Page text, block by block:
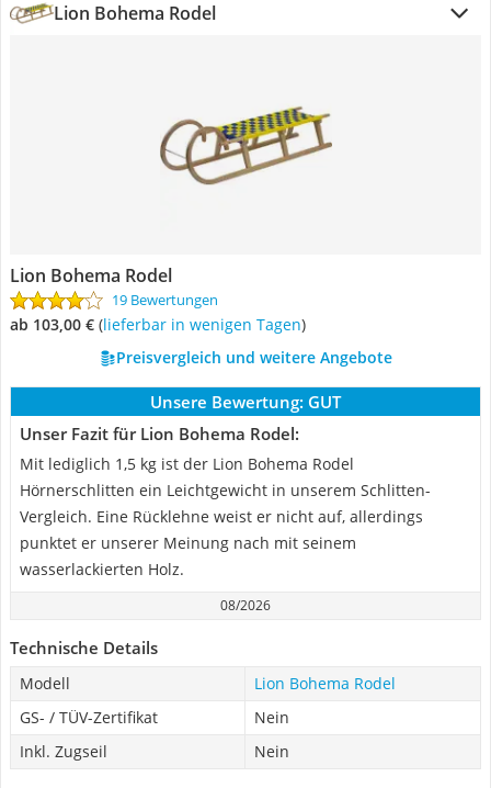
Lion Bohema Rodel
Lion Bohema Rodel
19 Bewertungen
ab 103,00 € ( Lieferbar in wenigen Tagen)
Preisvergleich und weitere Angebote
Unsere Bewertung: GUT
Unser Fazit für Lion Bohema Rodel:
Mit lediglich 1,5 kg ist der Lion Bohema Rodel
Hörnerschlitten ein Leichtgewicht in unserem Schlitten-
Vergleich. Eine Rücklehne weist er nicht auf, allerdings
punktet er unserer Meinung nach mit seinem
wasserlackierten Holz.
08/2026
Technische Details
Modell
Lion Bohema Rodel
GS- / TÜV-Zertifikat
Nein
Inkl. Zugseil
Nein